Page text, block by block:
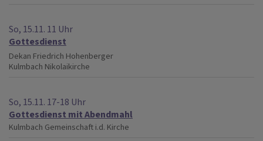
So, 15.11. 11 Uhr
Gottesdienst
Dekan Friedrich Hohenberger
Kulmbach Nikolaikirche
So, 15.11. 17-18 Uhr
Gottesdienst mit Abendmahl
Kulmbach Gemeinschaft i.d. Kirche